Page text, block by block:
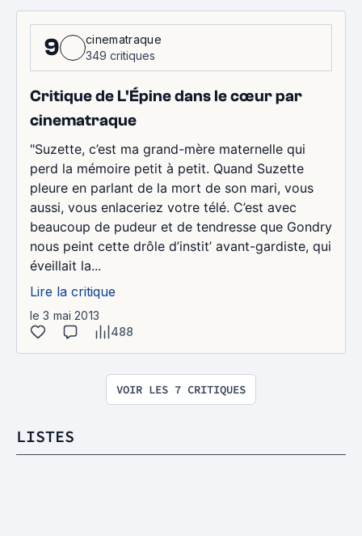
9
cinematraque
349 critiques
Critique de L'Épine dans le cœur par
cinematraque
"Suzette, c’est ma grand-mère maternelle qui
perd la mémoire petit à petit. Quand Suzette
pleure en parlant de la mort de son mari, vous
aussi, vous enlaceriez votre télé. C’est avec
beaucoup de pudeur et de tendresse que Gondry
nous peint cette drôle d’instit’ avant-gardiste, qui
éveillait la...
Lire la critique
le 3 mai 2013
488
VOIR LES 7 CRITIQUES
LISTES